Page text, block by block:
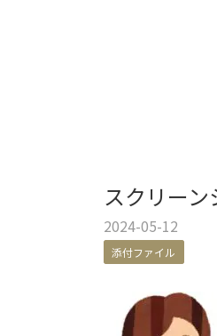
スクリー
2024-05-12
添付ファイル